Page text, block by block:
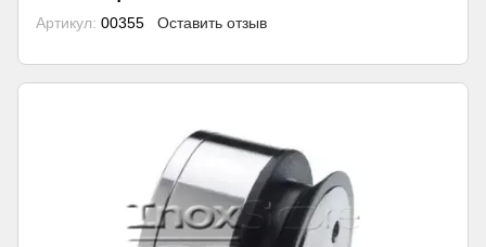
Артикул: 00355 Оставить отзыв